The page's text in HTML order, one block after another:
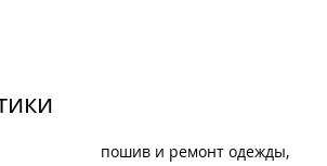
пошив и ремонт одежды